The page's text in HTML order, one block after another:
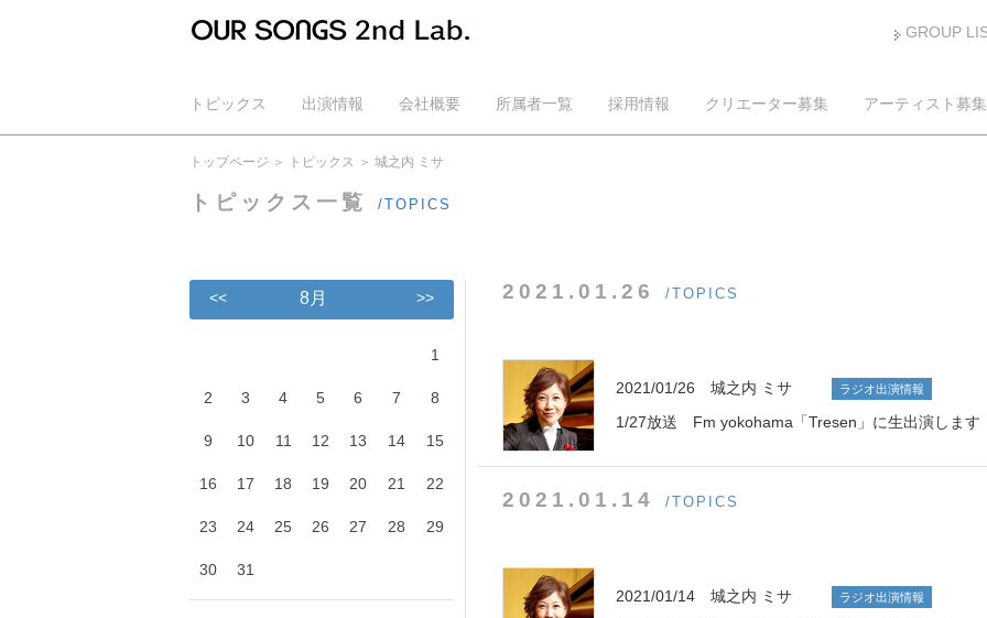
GROUP
トピックス 出演情報 会社概要 所属者一覧 採用情報 クリエーター募集
アーティスト募集
公式YouTube
トップページ トピックス 城之内 ミサ
トピックス一覧 /TOPICS
2021.01.26 /TOPICS
2021/01/26 城之内 ミサ ラジオ出演情報
1/27放送 Fm yokohama「Tresen」に生出演します
2021.01.14 /TOPICS
2021/01/14 城之内 ミサ ラジオ出演情報
<< 8月 >>
1
2 3 4 5 6 7 8
9 10 11 12 13 14 15
16 17 18 19 20 21 22
23 24 25 26 27 28 29
30 31